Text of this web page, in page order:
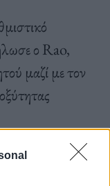
ο Rao,
μαζί με τον
ενός